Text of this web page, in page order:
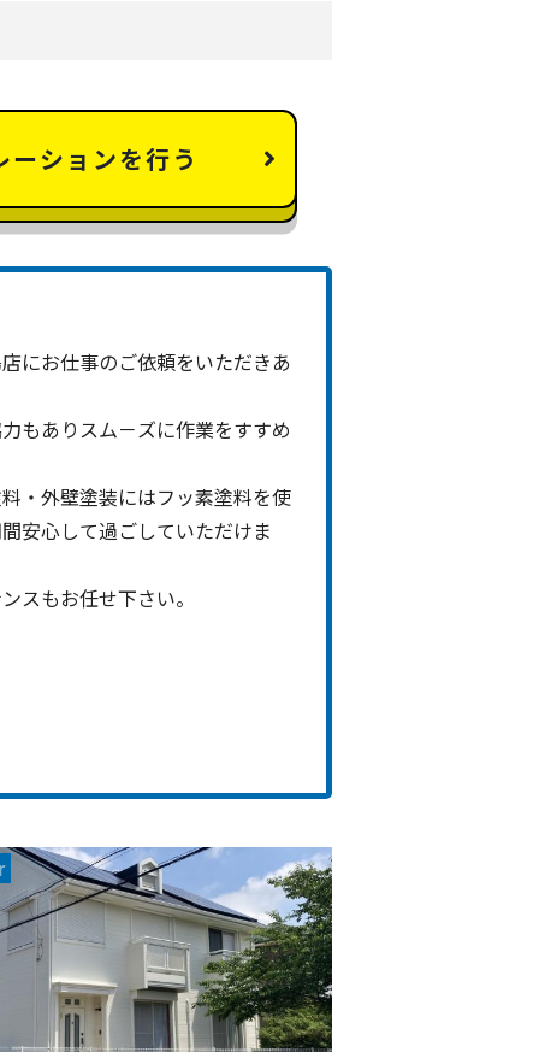
ションを行う
にお仕事のご依頼をいただきあ
もありスム－ズに作業をすすめ
・外壁塗装にはフッ素塗料を使
安心して過ごしていただけま
スもお任せ下さい。